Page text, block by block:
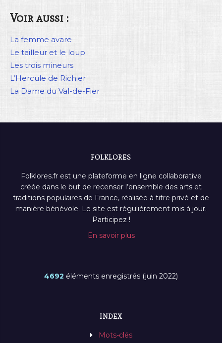
Voir aussi :
La femme avare
Le tailleur et le loup
Les trois mineurs
L’Hercule de Richier
La Dame du Val-de-Fier
FOLKLORES
Folklores.fr est une plateforme en ligne collaborative
créée dans le but de recenser l’ensemble des arts et
traditions populaires de France, réalisée à titre privé et de
manière bénévole. Le site est régulièrement mis à jour.
Participez !
En savoir plus
4692 éléments enregistrés (juin 2022)
INDEX
Mots-clés